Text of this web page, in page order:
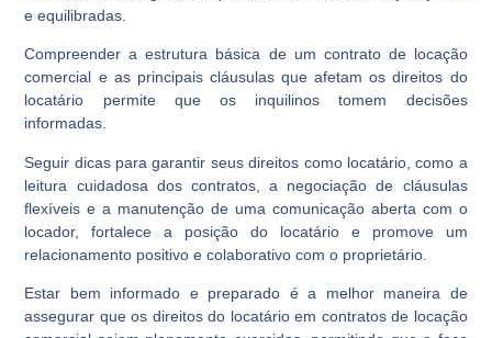
e equilibradas.
Compreender a estrutura básica de um contrato de locação
comercial e as principais cláusulas que afetam os direitos do
locatário permite que os inquilinos tomem decisões
informadas.
Seguir dicas para garantir seus direitos como locatário, como a
leitura cuidadosa dos contratos, a negociação de cláusulas
flexíveis e a manutenção de uma comunicação aberta com o
locador, fortalece a posição do locatário e promove um
relacionamento positivo e colaborativo com o proprietário.
Estar bem informado e preparado é a melhor maneira de
assegurar que os direitos do locatário em contratos de locação